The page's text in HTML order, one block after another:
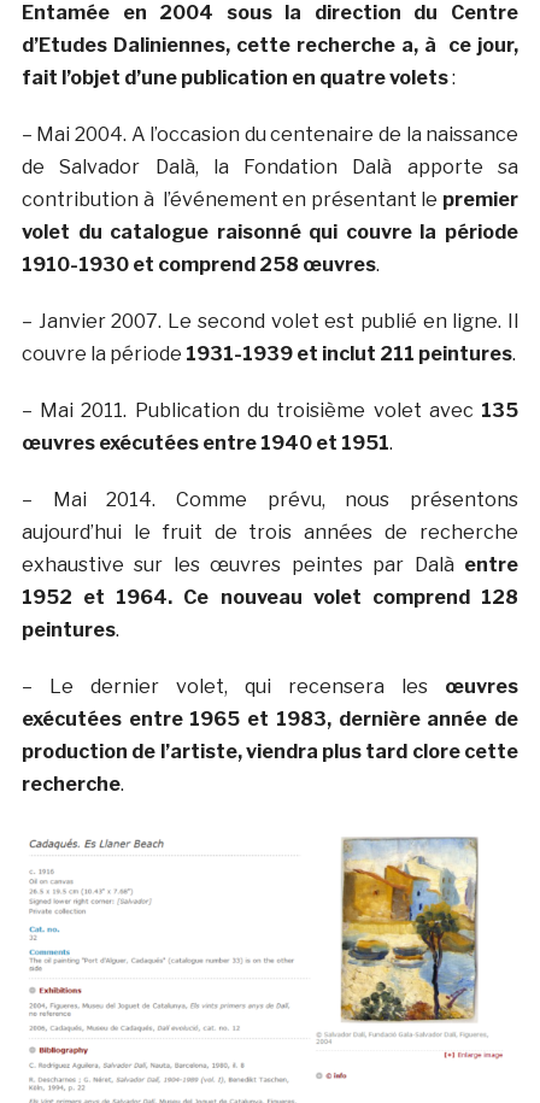
Entamée en 2004 sous la direction du Centre
d’Etudes Daliniennes, cette recherche a, à ce jour,
fait l’objet d’une publication en quatre volets:
– Mai 2004. A l’occasion du centenaire de la naissance
de Salvador Dalà­, la Fondation Dalà­ apporte sa
contribution à l’événement en présentant le premier
volet du catalogue raisonné qui couvre la période
1910-1930 et comprend 258 œuvres.
– Janvier 2007. Le second volet est publié en ligne. Il
couvre la période 1931-1939 et inclut 211 peintures.
– Mai 2011. Publication du troisième volet avec 135
œuvres exécutées entre 1940 et 1951.
– Mai 2014. Comme prévu, nous présentons
aujourd’hui le fruit de trois années de recherche
exhaustive sur les œuvres peintes par Dalà­ entre
1952 et 1964. Ce nouveau volet comprend 128
peintures.
– Le dernier volet, qui recensera les œuvres
exécutées entre 1965 et 1983, dernière année de
production de l’artiste, viendra plus tard clore cette
recherche.